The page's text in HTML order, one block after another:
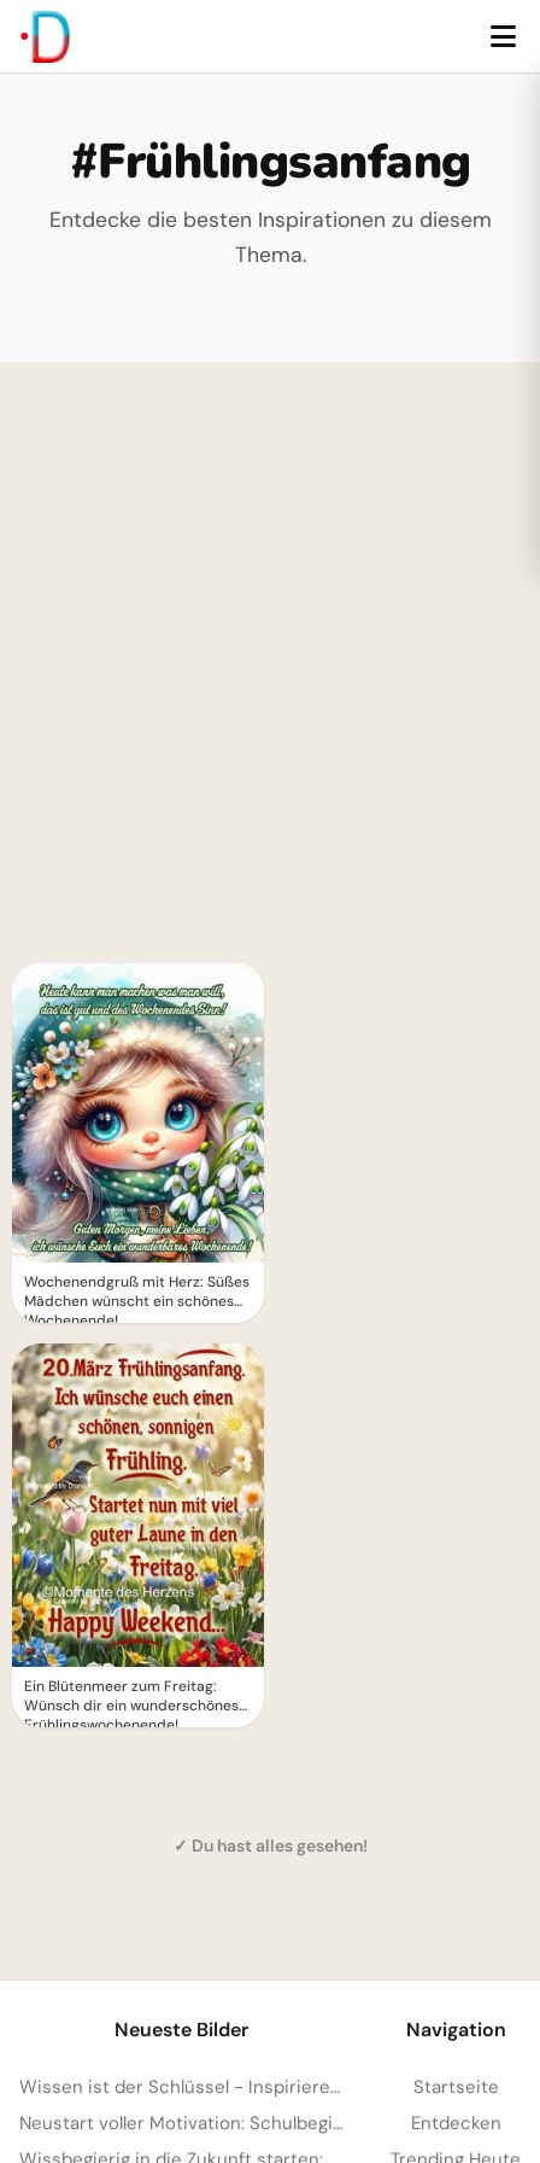
#Frühlingsanfang
Entdecke die besten Inspirationen zu diesem
Thema.
Wochenendgruß mit Herz: Süßes
Mädchen wünscht ein schönes
Wochenende!
Ein Blütenmeer zum Freitag:
Wünsch dir ein wunderschönes
Frühlingswochenende!
✓ Du hast alles gesehen!
Neueste Bilder
Wissen ist der Schlüssel - Inspirierende Schulstart Bilder für Telegram
Neustart voller Motivation: Schulbeginn inspirieren und auf TikTok verbreiten!
Navigation
Startseite
Entdecken